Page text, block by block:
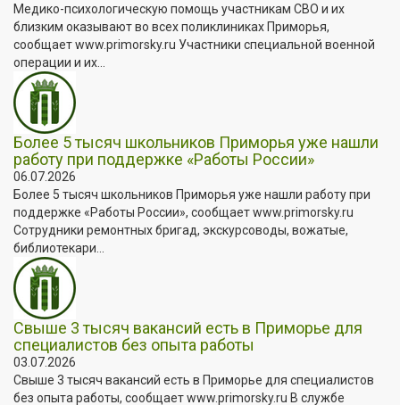
Медико-психологическую помощь участникам СВО и их
близким оказывают во всех поликлиниках Приморья,
сообщает www.primorsky.ru Участники специальной военной
операции и их...
Более 5 тысяч школьников Приморья уже нашли
работу при поддержке «Работы России»
06.07.2026
Более 5 тысяч школьников Приморья уже нашли работу при
поддержке «Работы России», сообщает www.primorsky.ru
Сотрудники ремонтных бригад, экскурсоводы, вожатые,
библиотекари...
Свыше 3 тысяч вакансий есть в Приморье для
специалистов без опыта работы
03.07.2026
Свыше 3 тысяч вакансий есть в Приморье для специалистов
без опыта работы, сообщает www.primorsky.ru В службе